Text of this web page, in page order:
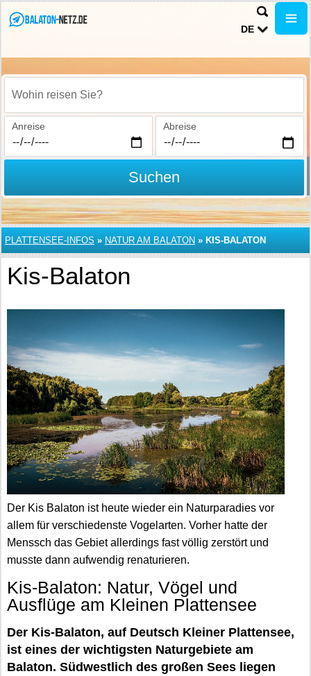
DE
Wohin reisen Sie?
Anreise Abreise
Suchen
PLATTENSEE-INFOS » NATUR AM BALATON » KIS-BALATON
Kis-Balaton
Der Kis Balaton ist heute wieder ein Naturparadies vor
allem für verschiedenste Vogelarten. Vorher hatte der
Menssch das Gebiet allerdings fast völlig zerstört und
musste dann aufwendig renaturieren.
Kis-Balaton: Natur, Vögel und
Ausflüge am Kleinen Plattensee
Der Kis-Balaton, auf Deutsch Kleiner Plattensee,
ist eines der wichtigsten Naturgebiete am
Balaton. Südwestlich des großen Sees liegen